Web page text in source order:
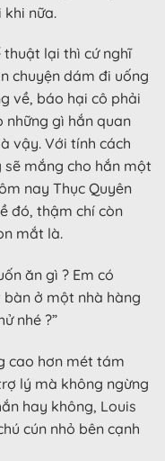
khi nữa.
thuật lại thì cứ nghĩ
chuyện dám đi uống
về, báo hại cô phải
những gì hắn quan
vậy. Với tính cách
mắng cho hắn một
nay Thục Quyên
đó, thậm chí còn
mắt là.
ăn gì ? Em có
bàn ở một nhà hàng
nhé ?”
cao hơn mét tám
lý mà không ngừng
hay không, Louis
cún nhỏ bên cạnh